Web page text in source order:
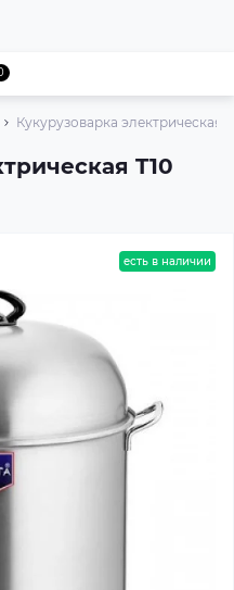
Кукурузоварка электрическая
T10
есть в наличии